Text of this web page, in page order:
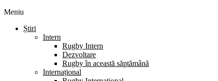
Meniu
Știri
Intern
Rugby Intern
Dezvoltare
Rugby în această săptămână
Internațional